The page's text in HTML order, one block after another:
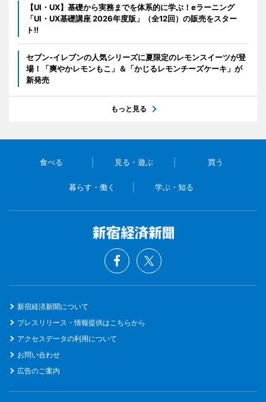
【UI・UX】基礎から実務までを体系的に学ぶ！eラーニング
「UI・UX基礎講座 2026年度版」（全12回）の販売をスター
ト!!
セブン‐イレブンの人気シリーズに夏限定のレモンスイーツが登
場！「爽やかレモンもこ」＆「かじるレモンチーズケーキ」が
新発売
もっと見る
食べる 見る・遊ぶ 買う
暮らす・働く 学ぶ・知る
新宿経済新聞について
プレスリリース・情報提供はこちらから
アクセスデータの利用について
お問い合わせ
広告のご案内